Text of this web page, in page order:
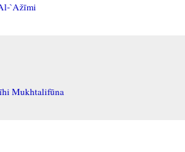
`Ažīmi
Mukhtalifūna